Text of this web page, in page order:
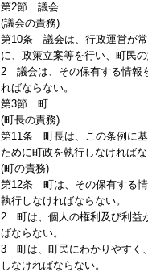
第2節 議会
(議会の責務)
第10条 議会は、行政運営が常
に、政策立案等を行い、町民
2 議会は、その保有する情報
ればならない。
第3節 町
(町長の責務)
第11条 町長は、この条例に
ために町政を執行しなければな
(町の責務)
第12条 町は、その保有する
執行しなければならない。
2 町は、個人の権利及び利益
ばならない。
3 町は、町民にわかりやすく
しなければならない。